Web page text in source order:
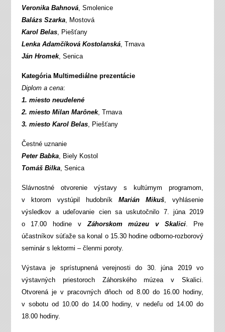
Veronika Bahnová, Smolenice
Balázs Szarka, Mostová
Karol Belas, Piešťany
Lenka Adamčíková Kostolanská, Trnava
Ján Hromek, Senica
Kategória Multimediálne prezentácie
Diplom a cena:
1. miesto neudelené
2. miesto Milan Marônek, Trnava
3. miesto Karol Belas, Piešťany
Čestné uznanie
Peter Babka, Biely Kostol
Tomáš Bilka, Senica
Slávnostné otvorenie výstavy s kultúrnym programom,
v ktorom vystúpil hudobníkMarián Mikuš, vyhlásenie
výsledkov a udeľovanie cien sa uskutočnilo 7. júna 2019
o 17.00 hodine vZáhorskom múzeu v Skalici. Pre
účastníkov súťaže sa konal o 15.30 hodine odborno-rozborový
seminár s lektormi – členmi poroty.
Výstava je sprístupnená verejnosti do 30. júna 2019 vo
výstavných priestoroch Záhorského múzea v Skalici.
Otvorená je v pracovných dňoch od 8.00 do 16.00 hodiny,
v sobotu od 10.00 do 14.00 hodiny, v nedeľu od 14.00 do
18.00 hodiny.